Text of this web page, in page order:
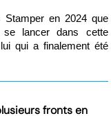
Stamper en 2024 que
lancer dans cette
qui a finalement été
fronts en